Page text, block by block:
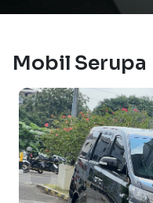
Mobil Serupa